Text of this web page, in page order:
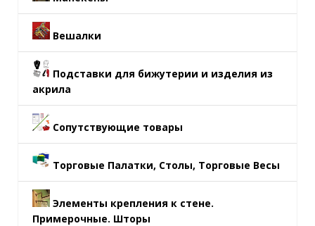
Вешалки
Подставки для бижутерии и изделия из
акрила
Сопутствующие товары
Торговые Палатки, Столы, Торговые Весы
Элементы крепления к стене.
Примерочные. Шторы